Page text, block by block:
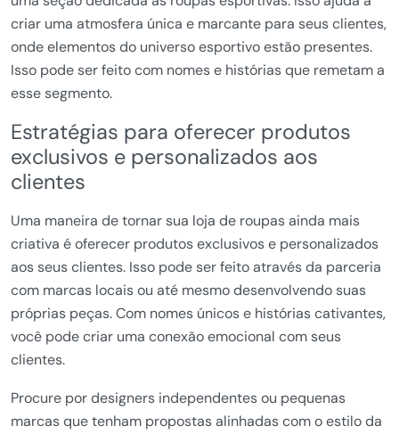
criar uma atmosfera única e marcante para seus clientes,
onde elementos do universo esportivo estão presentes.
Isso pode ser feito com nomes e histórias que remetam a
esse segmento.
Estratégias para oferecer produtos
exclusivos e personalizados aos
clientes
Uma maneira de tornar sua loja de roupas ainda mais
criativa é oferecer produtos exclusivos e personalizados
aos seus clientes. Isso pode ser feito através da parceria
com marcas locais ou até mesmo desenvolvendo suas
próprias peças. Com nomes únicos e histórias cativantes,
você pode criar uma conexão emocional com seus
clientes.
Procure por designers independentes ou pequenas
marcas que tenham propostas alinhadas com o estilo da